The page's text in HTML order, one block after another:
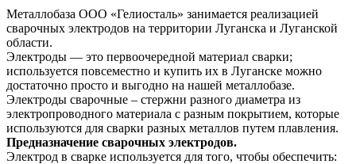
Металлобаза ООО «Гелиосталь» занимается реализацией
сварочных электродов на территории Луганска и Луганской
области.
Электроды — это первоочередной материал сварки;
используется повсеместно и купить их в Луганске можно
достаточно просто и выгодно на нашей металлобазе.
Электроды сварочные – стержни разного диаметра из
электропроводного материала с разным покрытием, которые
используются для сварки разных металлов путем плавления.
Предназначение сварочных электродов.
Электрод в сварке используется для того, чтобы обеспечить: